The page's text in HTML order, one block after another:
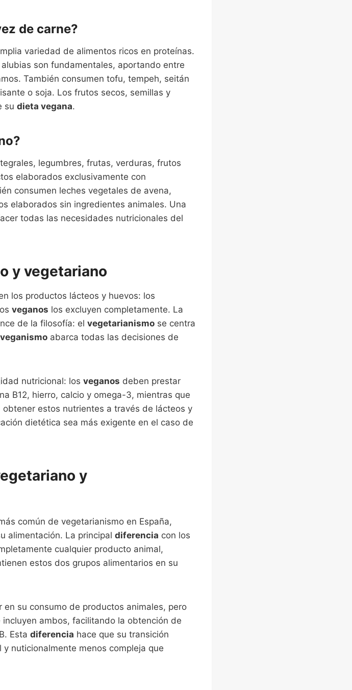
de carne?
variedad de alimentos ricos en proteínas.
son fundamentales, aportando entre
También consumen tofu, tempeh, seitán
o soja. Los frutos secos, semillas y
su dieta vegana.
legumbres, frutas, verduras, frutos
elaborados exclusivamente con
consumen leches vegetales de avena,
elaborados sin ingredientes animales. Una
todas las necesidades nutricionales del
y vegetariano
los productos lácteos y huevos: los
veganos los excluyen completamente. La
de la filosofía: el vegetarianismo se centra
veganismo abarca todas las decisiones de
nutricional: los veganos deben prestar
B12, hierro, calcio y omega-3, mientras que
estos nutrientes a través de lácteos y
dietética sea más exigente en el caso de
y
común de vegetarianismo en España,
alimentación. La principal diferencia con los
cualquier producto animal,
estos dos grupos alimentarios en su
en su consumo de productos animales, pero
incluyen ambos, facilitando la obtención de
Esta diferencia hace que su transición
nuticionalmente menos compleja que